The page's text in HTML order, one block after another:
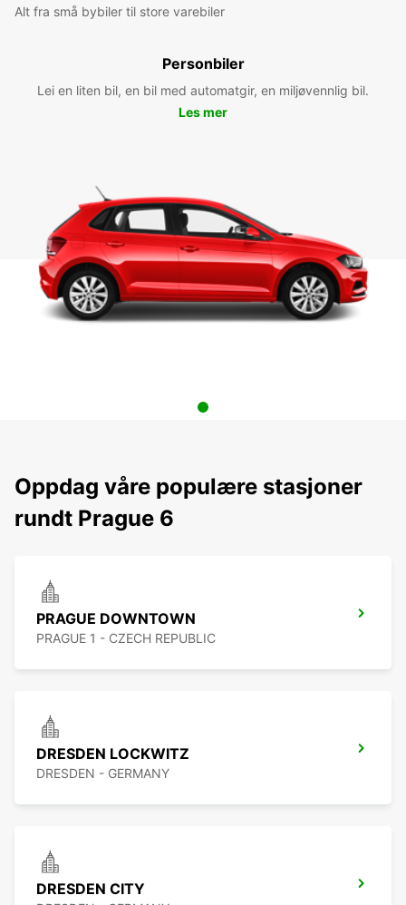
Alt fra små bybiler til store varebiler
Personbiler
Lei en liten bil, en bil med automatgir, en miljøvennlig bil.
Les mer
Oppdag våre populære stasjoner
rundt Prague 6
PRAGUE DOWNTOWN
PRAGUE 1 - CZECH REPUBLIC
DRESDEN LOCKWITZ
DRESDEN - GERMANY
DRESDEN CITY